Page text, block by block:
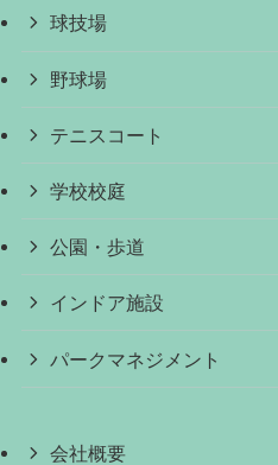
球技場
野球場
テニスコート
学校校庭
公園・歩道
インドア施設
パークマネジメント
会社概要